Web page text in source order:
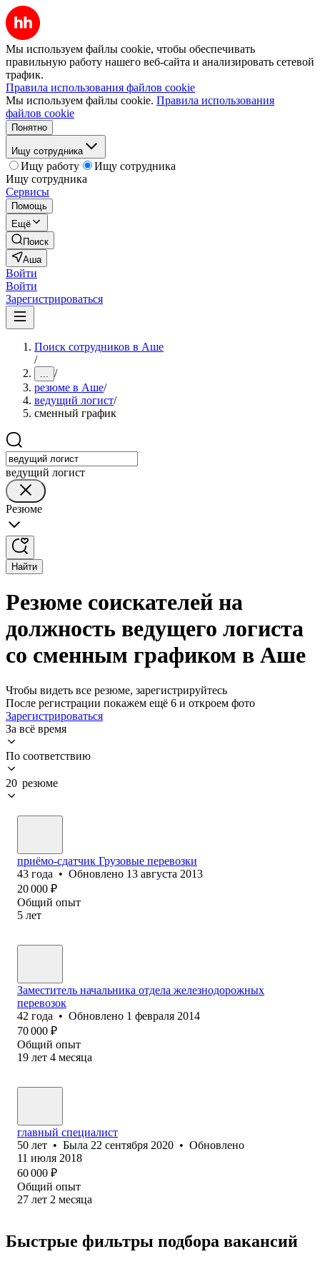
Мы используем файлы cookie, чтобы обеспечивать
правильную работу нашего веб-сайта и анализировать сетевой
трафик.
Правила использования файлов cookie
Мы используем файлы cookie. Правила использования
файлов cookie
Понятно
Ищу сотрудника
Ищу работу
Ищу сотрудника
Ищу сотрудника
Сервисы
Помощь
Ещё
Поиск
Аша
Войти
Войти
Зарегистрироваться
Поиск сотрудников в Аше
/
... /
резюме в Аше/
ведущий логист/
сменный график
ведущий логист
Резюме
Найти
Резюме соискателей на
должность ведущего логиста
со сменным графиком в Аше
Чтобы видеть все резюме, зарегистрируйтесь
После регистрации покажем ещё 6 и откроем фото
Зарегистрироваться
За всё время
По соответствию
20 резюме
приёмо-сдатчик Грузовые перевозки
43 года • Обновлено 13 августа 2013
20 000 ₽
Общий опыт
5 лет
Заместитель начальника отдела железнодорожных
перевозок
42 года • Обновлено 1 февраля 2014
70 000 ₽
Общий опыт
19 лет 4 месяца
главный специалист
50 лет • Была 22 сентября 2020 • Обновлено
11 июля 2018
60 000 ₽
Общий опыт
27 лет 2 месяца
Быстрые фильтры подбора вакансий